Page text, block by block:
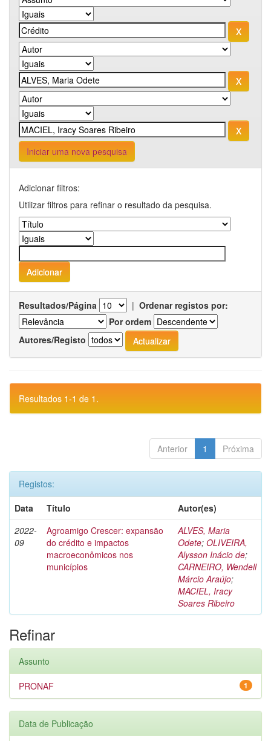
Iniciar uma nova pesquisa
Adicionar filtros:
Utilizar filtros para refinar o resultado da pesquisa.
Resultados/Página | Ordenar registos por:
Por ordem
Autores/Registo
Resultados 1-1 de 1.
Anterior 1 Próxima
Registos:
Data
Título
Autor(es)
2022-
09
Agroamigo Crescer: expansão
do crédito e impactos
macroeconômicos nos
municípios
ALVES, Maria
Odete; OLIVEIRA,
Alysson Inácio de;
CARNEIRO, Wendell
Márcio Araújo;
MACIEL, Iracy
Soares Ribeiro
Refinar
Assunto
1
PRONAF
Data de Publicação